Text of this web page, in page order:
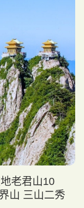
老君山10
山 三山二秀